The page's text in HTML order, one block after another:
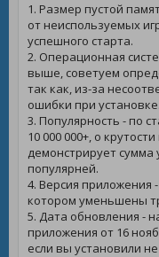
1. Размер пустой
от неиспользуемых
успешного старта.
2. Операционная
выше, советуем
так как, из-за
ошибки при установке.
3. Популярность - по
10 000 000+, о
демонстрирует сумма
популярней.
4. Версия приложения
котором уменьшены
5. Дата обновления -
приложения от 16
если вы установили